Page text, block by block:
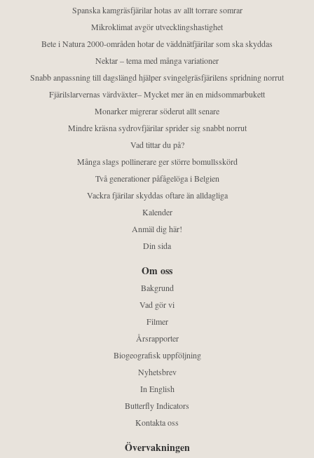
Spanska kamgräsfjärilar hotas av allt torrare somrar
Mikroklimat avgör utvecklingshastighet
Bete i Natura 2000-områden hotar de väddnätfjärilar som ska skyddas
Nektar – tema med många variationer
Snabb anpassning till dagslängd hjälper svingelgräsfjärilens spridning norrut
Fjärilslarvernas värdväxter– Mycket mer än en midsommarbukett
Monarker migrerar söderut allt senare
Mindre kräsna sydrovfjärilar sprider sig snabbt norrut
Vad tittar du på?
Många slags pollinerare ger större bomullsskörd
Två generationer påfågelöga i Belgien
Vackra fjärilar skyddas oftare än alldagliga
Kalender
Anmäl dig här!
Din sida
Om oss
Bakgrund
Vad gör vi
Filmer
Årsrapporter
Biogeografisk uppföljning
Nyhetsbrev
In English
Butterfly Indicators
Kontakta oss
Övervakningen